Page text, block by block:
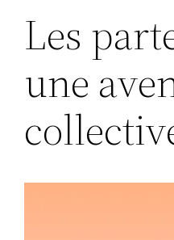
Les
une